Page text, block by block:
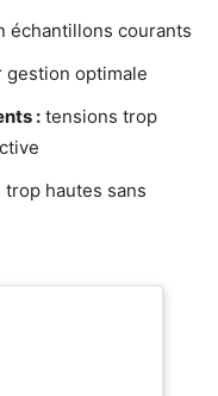
échantillons courants
gestion optimale
: tensions trop
hautes sans